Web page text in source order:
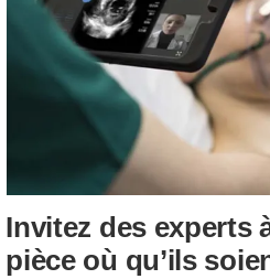
Invitez des experts
pièce où qu’ils